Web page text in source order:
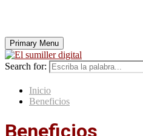
Primary Menu
Search for:
Inicio
Beneficios
Beneficios